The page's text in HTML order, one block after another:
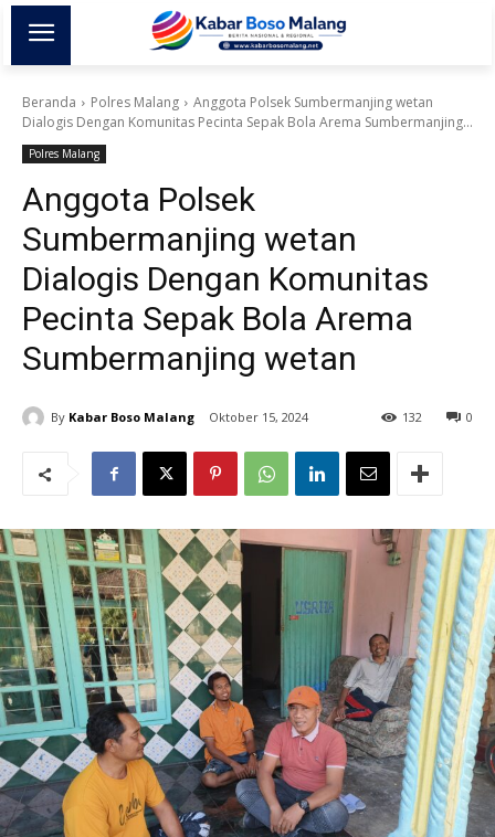
Beranda Polres Malang
Anggota Polsek Sumbermanjing wetan
Dialogis Dengan Komunitas Pecinta Sepak Bola Arema Sumbermanjing...
Polres Malang
Anggota Polsek
Sumbermanjing wetan
Dialogis Dengan Komunitas
Pecinta Sepak Bola Arema
Sumbermanjing wetan
By Kabar Boso Malang Oktober 15, 2024 0
132